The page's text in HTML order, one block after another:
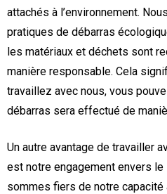
attachés à l’environnement.
pratiques de débarras
les matériaux et déchets sont
manière responsable. Cela
travaillez avec nous, vous
débarras sera effectué de
Un autre avantage de travailler
est notre engagement envers
sommes fiers de notre